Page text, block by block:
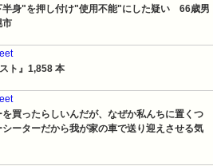
半身"を押し付け"使用不能"にした疑い　66歳男
市
ト』1,858 本
買ったらしいんだが、なぜか私んちに置くつ
ーターだから我が家の車で送り迎えさせる気